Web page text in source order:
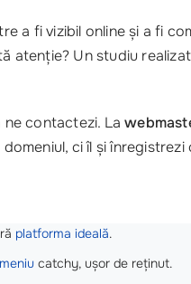
a fi vizibil online și a fi
atenție? Un studiu
ne contactezi. La
ci îl și înregistrezi
platforma ideală.
catchy, ușor de reținut.